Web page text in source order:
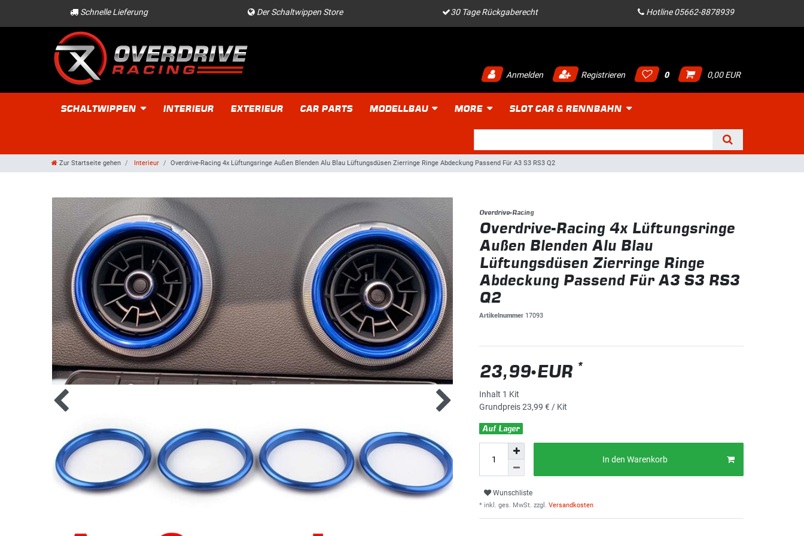
Schnelle Lieferung Der Schaltwippen Store 30 Tage Rückgaberecht Hotline 05662-8878939
Anmelden Registrieren 0 0,00 EUR
SCHALTWIPPEN INTERIEUR EXTERIEUR CAR PARTS MODELLBAU MORE SLOT CAR & RENNBAHN
Zur Startseite gehen Interieur Overdrive-Racing 4x Lüftungsringe Außen Blenden Alu Blau Lüftungsdüsen Zierringe Ringe Abdeckung Passend Für A3 S3 RS3 Q2
Overdrive-Racing
Overdrive-Racing 4x Lüftungsringe
Außen Blenden Alu Blau
Lüftungsdüsen Zierringe Ringe
Abdeckung Passend Für A3 S3 RS3
Q2
Artikelnummer 17093
23,99 EUR *
Inhalt 1 Kit
Grundpreis23,99 € / Kit
Auf Lager
In den Warenkorb
Wunschliste
* inkl. ges. MwSt. zzgl. Versandkosten